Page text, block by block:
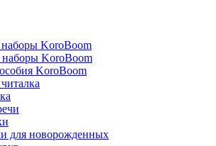
KoroBoom
наборы KoroBoom
KoroBoom
для новорожденных